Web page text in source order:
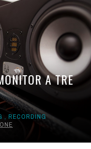
A TRE
, RECORDING